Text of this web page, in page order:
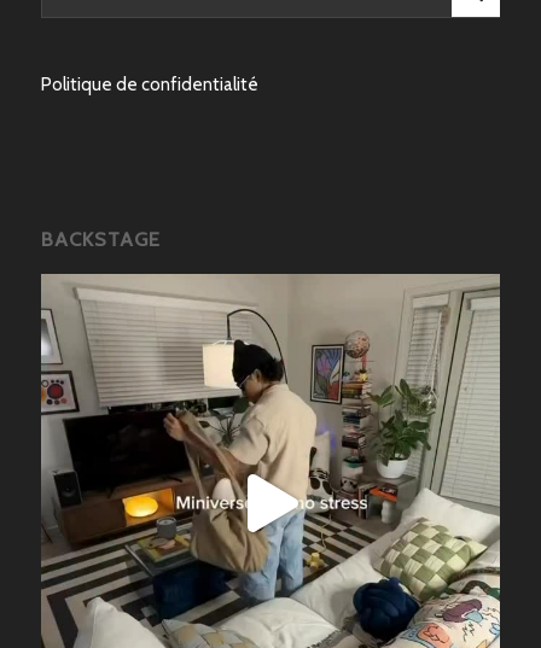
Politique de confidentialité
BACKSTAGE